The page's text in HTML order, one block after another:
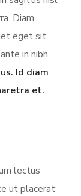
Diam
eget sit.
in nibh.
Id diam
et.
lectus
ut placerat